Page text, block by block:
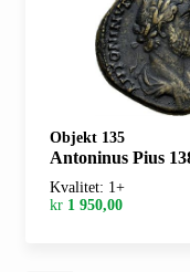
Objekt 135
Antoninus Pius 138-161, Æ
Kvalitet: 1+
kr 1 950,00